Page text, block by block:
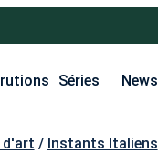
Séries News
d'art / Instants Italiens